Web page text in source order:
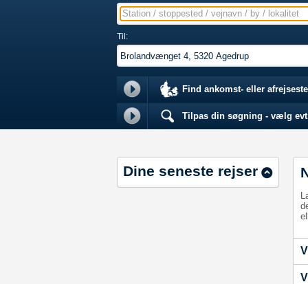
Station / stoppested / vejnavn / by / lokalitet
Til:
Find ankomst- eller
Tilpas din søgning - vælg
Dine seneste rejser